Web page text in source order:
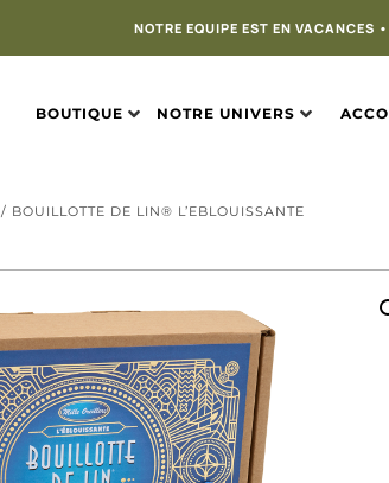
NOTRE EQUIPE EST EN VACANCES
BOUTIQUE NOTRE UNIVERS
/ BOUILLOTTE DE LIN® L’EBLOUISSANTE